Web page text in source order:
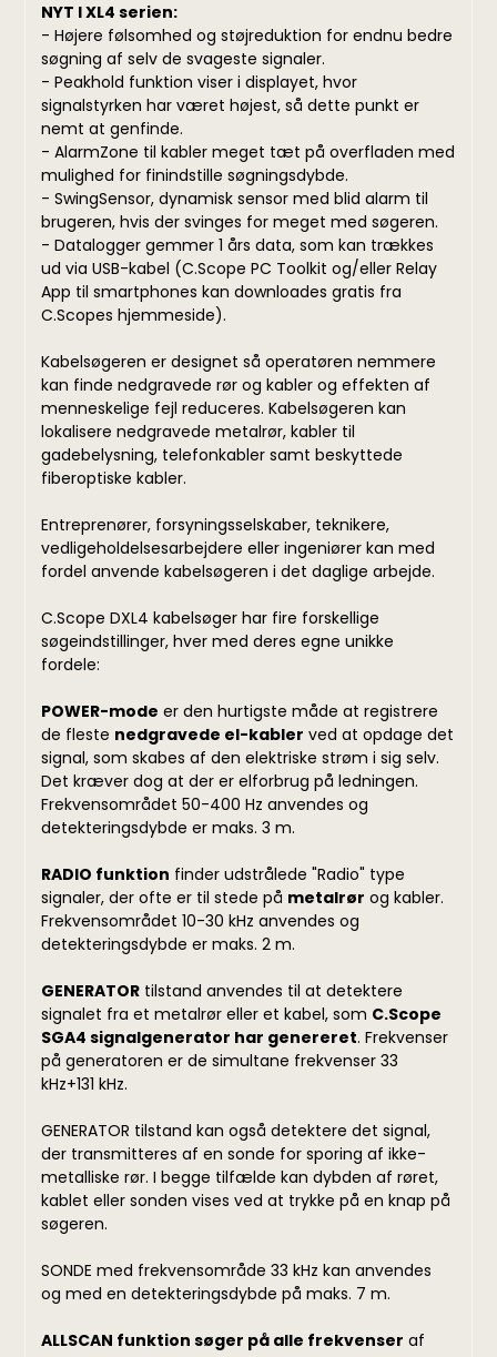
NYT I XL4 serien:
- Højere følsomhed og støjreduktion for endnu bedre
søgning af selv de svageste signaler.
- Peakhold funktion viser i displayet, hvor
signalstyrken har været højest, så dette punkt er
nemt at genfinde.
- AlarmZone til kabler meget tæt på overfladen med
mulighed for finindstille søgningsdybde.
- SwingSensor, dynamisk sensor med blid alarm til
brugeren, hvis der svinges for meget med søgeren.
- Datalogger gemmer 1 års data, som kan trækkes
ud via USB-kabel (C.Scope PC Toolkit og/eller Relay
App til smartphones kan downloades gratis fra
C.Scopes hjemmeside).
Kabelsøgeren er designet så operatøren nemmere
kan finde nedgravede rør og kabler og effekten af
menneskelige fejl reduceres. Kabelsøgeren kan
lokalisere nedgravede metalrør, kabler til
gadebelysning, telefonkabler samt beskyttede
fiberoptiske kabler.
Entreprenører, forsyningsselskaber, teknikere,
vedligeholdelsesarbejdere eller ingeniører kan med
fordel anvende kabelsøgeren i det daglige arbejde.
C.Scope DXL4 kabelsøger har fire forskellige
søgeindstillinger, hver med deres egne unikke
fordele:
POWER-mode er den hurtigste måde at registrere
de fleste nedgravede el-kabler ved at opdage det
signal, som skabes af den elektriske strøm i sig selv.
Det kræver dog at der er elforbrug på ledningen.
Frekvensområdet 50-400 Hz anvendes og
detekteringsdybde er maks. 3 m.
RADIO funktion finder udstrålede "Radio" type
signaler, der ofte er til stede på metalrør og kabler.
Frekvensområdet 10-30 kHz anvendes og
detekteringsdybde er maks. 2 m.
GENERATOR tilstand anvendes til at detektere
signalet fra et metalrør eller et kabel, som C.Scope
SGA4 signalgenerator har genereret. Frekvenser
på generatoren er de simultane frekvenser 33
kHz+131 kHz.
GENERATOR tilstand kan også detektere det signal,
der transmitteres af en sonde for sporing af ikke-
metalliske rør. I begge tilfælde kan dybden af ​​røret,
kablet eller sonden vises ved at trykke på en knap på
søgeren.
SONDE med frekvensområde 33 kHz kan anvendes
og med en detekteringsdybde på maks. 7 m.
ALLSCAN funktion søger på alle frekvenser af